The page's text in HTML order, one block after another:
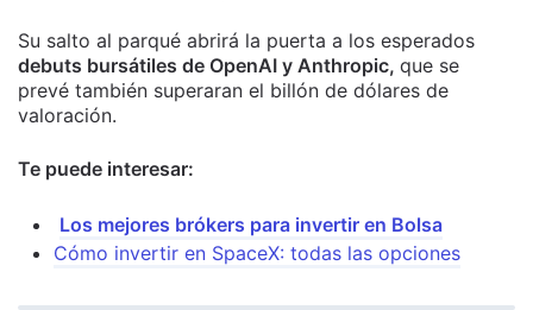
Su salto al parqué abrirá la puerta a los esperados
debuts bursátiles de OpenAI y Anthropic, que se
prevé también superaran el billón de dólares de
valoración.
Te puede interesar:
Los mejores brókers para invertir en Bolsa
Cómo invertir en SpaceX: todas las opciones